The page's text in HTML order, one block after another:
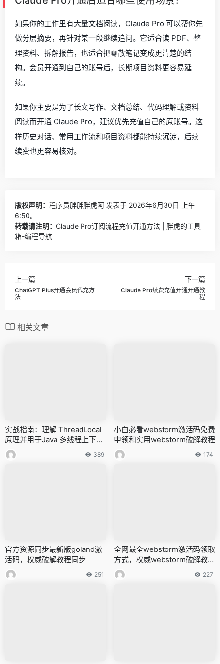
如果你的工作里有大量文档阅读，Claude Pro 可以帮你先
做分层摘要，再针对某一段继续追问。它适合读 PDF、整
理资料、拆解报告，也适合把零散笔记变成更清楚的结
构。会员开通到自己的账号后，长期项目资料更容易延
续。
如果你主要是为了长文写作、文档总结、代码理解或资料
阅读而开通 Claude Pro，建议优先充值自己的原账号。这
样历史对话、常用工作流和项目资料都能持续沉淀，后续
续费也更容易核对。
版权声明： 程序员胖胖胖虎阿 发表于 2026年6月30日 上午
6:50。
转载请注明： Claude Pro订阅流程充值开通方法 | 胖虎的工具
箱-编程导航
上一篇
ChatGPT Plus开通会员代充方
法
下一篇
Claude Pro续费充值开通开通教
程
相关文章
实战指南：理解 ThreadLocal
原理并用于Java 多线程上下文
管理
389
小白必看webstorm激活码免费
申领和实用webstorm破解教程
174
官方资源同步最新版goland激
活码，权威破解教程同步
251
全网最全webstorm激活码领取
方式，权威webstorm破解教程
同步
227